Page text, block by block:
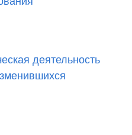
деятельность